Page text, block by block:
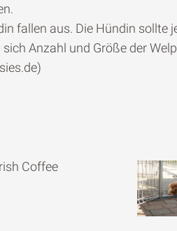
fallen aus. Die Hündin
Anzahl und Größe der
Coffee